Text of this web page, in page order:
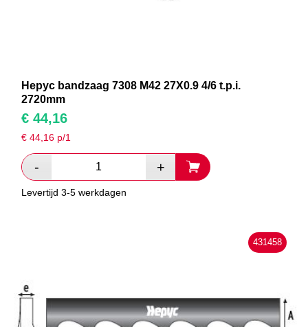
Hepyc bandzaag 7308 M42 27X0.9 4/6 t.p.i.
2720mm
€ 44,16
€44,16 p/1
Levertijd 3-5 werkdagen
431458